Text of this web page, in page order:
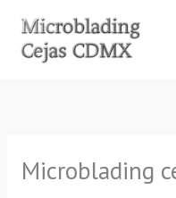
contenido
Microblading